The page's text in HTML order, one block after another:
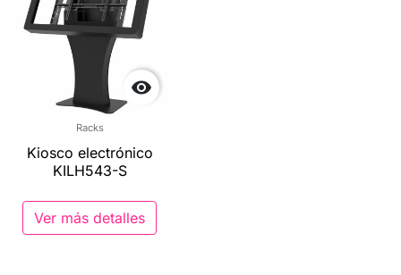

Racks
Kiosco electrónico
KILH543-S
Ver más detalles